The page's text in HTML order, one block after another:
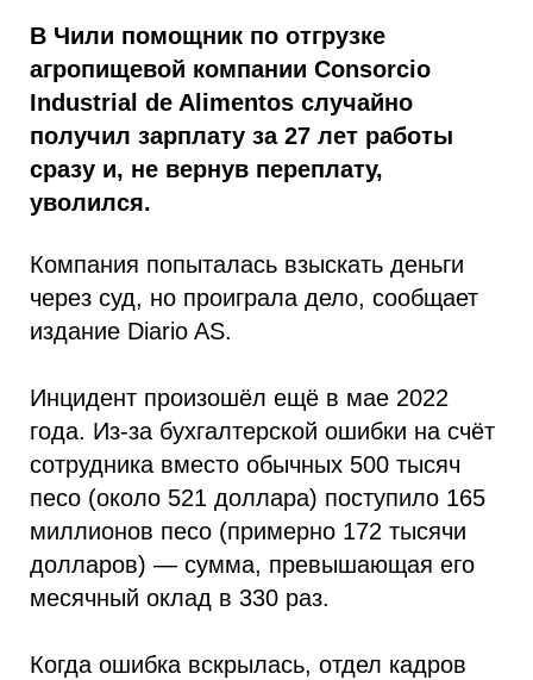
В Чили помощник по отгрузке
агропищевой компании Consorcio
Industrial de Alimentos случайно
получил зарплату за 27 лет работы
сразу и, не вернув переплату,
уволился.
Компания попыталась взыскать деньги
через суд, но проиграла дело, сообщает
издание Diario AS.
Инцидент произошёл ещё в мае 2022
года. Из-за бухгалтерской ошибки на счёт
сотрудника вместо обычных 500 тысяч
песо (около 521 доллара) поступило 165
миллионов песо (примерно 172 тысячи
долларов) — сумма, превышающая его
месячный оклад в 330 раз.
Когда ошибка вскрылась, отдел кадров